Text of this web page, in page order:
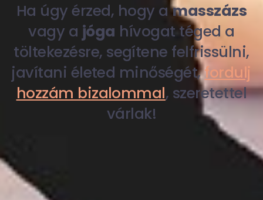
Ha úgy érzed, hogy amasszázs
vagy a jóga hívogat téged a
töltekezésre, segítene felfrissülni,
javítani életed minőségét,fordulj
hozzám bizalommal, szeretettel
várlak!